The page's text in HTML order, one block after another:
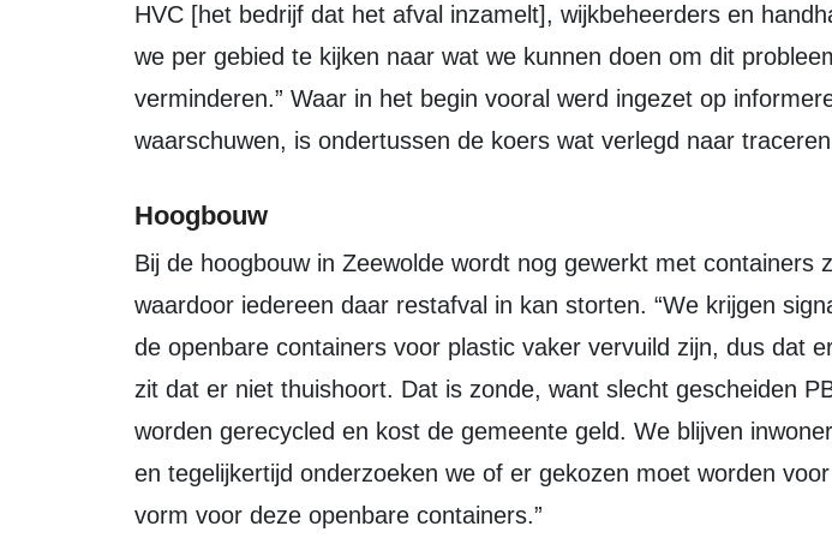
HVC [het bedrijf dat het afval inzamelt], wijkbeheerders en
we per gebied te kijken naar wat we kunnen doen om dit
verminderen.” Waar in het begin vooral werd ingezet op
waarschuwen, is ondertussen de koers wat verlegd naar
Hoogbouw
Bij de hoogbouw in Zeewolde wordt nog gewerkt met containers zonder pasjes,
waardoor iedereen daar restafval in kan storten. “We krijgen
de openbare containers voor plastic vaker vervuild zijn, dus dat
zit dat er niet thuishoort. Dat is zonde, want slecht gescheiden
worden gerecycled en kost de gemeente geld. We blijven
en tegelijkertijd onderzoeken we of er gekozen moet worden
vorm voor deze openbare containers.”